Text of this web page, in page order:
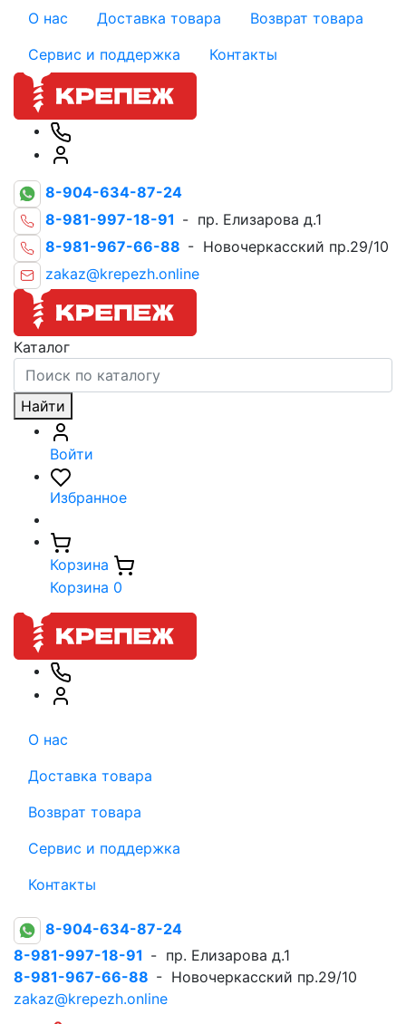
О нас Доставка товара
Возврат товара
Сервис и поддержка
Контакты
8-904-634-87-24
8-981-997-18-91 - пр. Елизарова д.1
8-981-967-66-88 - Новочеркасский пр.29/10
zakaz@krepezh.online
Каталог
Найти
Войти
Избранное
Корзина
Корзина 0
О нас
Доставка товара
Возврат товара
Сервис и поддержка
Контакты
8-904-634-87-24
8-981-997-18-91 - пр. Елизарова д.1
8-981-967-66-88 - Новочеркасский пр.29/10
zakaz@krepezh.online